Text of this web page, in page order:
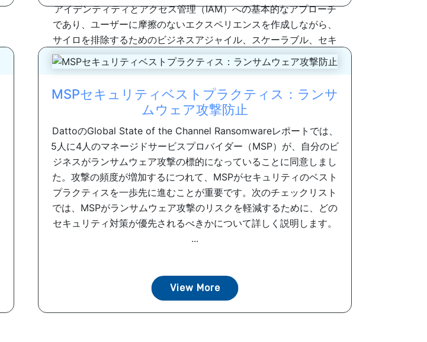
アイデンティティとアクセス管理（IAM）への基本的なアプローチ
であり、ユーザーに摩擦のないエクスペリエンスを作成しながら、
サイロを排除するためのビジネスアジャイル、スケーラブル、セキ
ュアを維持します。 ...
MSPセキュリティベストプラクティス：ランサ
ムウェア攻撃防止
DattoのGlobal State of the Channel Ransomwareレポートでは、
5人に4人のマネージドサービスプロバイダー（MSP）が、自分のビ
ジネスがランサムウェア攻撃の標的になっていることに同意しまし
た。攻撃の頻度が増加するにつれて、MSPがセキュリティのベスト
プラクティスを一歩先に進むことが重要です。次のチェックリスト
では、MSPがランサムウェア攻撃のリスクを軽減するために、どの
セキュリティ対策が優先されるべきかについて詳しく説明します。
...
View More